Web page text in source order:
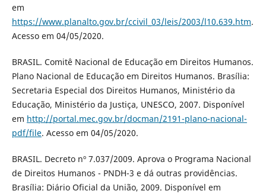
em
https://www.planalto.gov.br/ccivil_03/leis/2003/l10.639.htm.
Acesso em 04/05/2020.
BRASIL. Comitê Nacional de Educação em Direitos Humanos.
Plano Nacional de Educação em Direitos Humanos. Brasília:
Secretaria Especial dos Direitos Humanos, Ministério da
Educação, Ministério da Justiça, UNESCO, 2007. Disponível
em http://portal.mec.gov.br/docman/2191-plano-nacional-
pdf/file. Acesso em 04/05/2020.
BRASIL. Decreto nº 7.037/2009. Aprova o Programa Nacional
de Direitos Humanos - PNDH-3 e dá outras providências.
Brasília: Diário Oficial da União, 2009. Disponível em